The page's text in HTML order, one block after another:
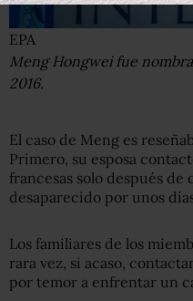
EPA
Meng Hongwei fue
2016.
El caso de Meng es
Primero, su esposa
francesas solo después
desaparecido por unos
Los familiares de los
rara vez, si acaso,
por temor a enfrentar un